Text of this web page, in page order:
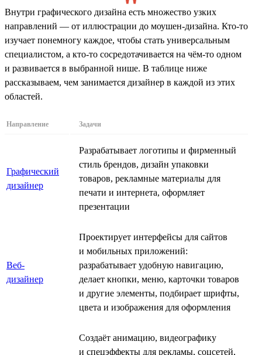
Внутри графического дизайна есть множество узких
направлений — от иллюстрации до моушен-дизайна. Кто-то
изучает понемногу каждое, чтобы стать универсальным
специалистом, а кто-то сосредотачивается на чём-то одном
и развивается в выбранной нише. В таблице ниже
рассказываем, чем занимается дизайнер в каждой из этих
областей.
Направление Задачи
Графический
дизайнер
Разрабатывает логотипы и фирменный
стиль брендов, дизайн упаковки
товаров, рекламные материалы для
печати и интернета, оформляет
презентации
Веб-
дизайнер
Проектирует интерфейсы для сайтов
и мобильных приложений:
разрабатывает удобную навигацию,
делает кнопки, меню, карточки товаров
и другие элементы, подбирает шрифты,
цвета и изображения для оформления
Создаёт анимацию, видеографику
и спецэффекты для рекламы, соцсетей,